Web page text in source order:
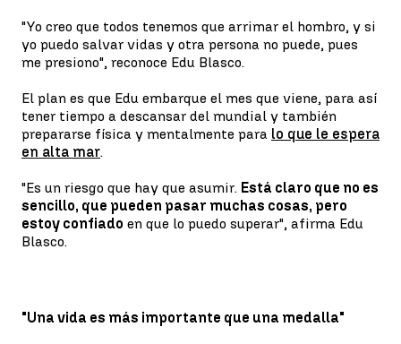
"Yo creo que todos tenemos que arrimar el hombro, y si
yo puedo salvar vidas y otra persona no puede, pues
me presiono", reconoce Edu Blasco.
El plan es que Edu embarque el mes que viene, para así
tener tiempo a descansar del mundial y también
prepararse física y mentalmente para lo que le espera
en alta mar.
"Es un riesgo que hay que asumir. Está claro que no es
sencillo, que pueden pasar muchas cosas, pero
estoy confiado en que lo puedo superar", afirma Edu
Blasco.
"Una vida es más importante que una medalla"